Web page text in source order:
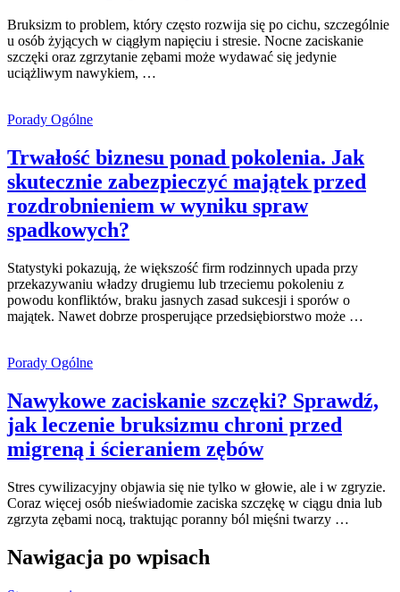
Bruksizm to problem, który często rozwija się po cichu, szczególnie
u osób żyjących w ciągłym napięciu i stresie. Nocne zaciskanie
szczęki oraz zgrzytanie zębami może wydawać się jedynie
uciążliwym nawykiem, …
Porady Ogólne
Trwałość biznesu ponad pokolenia. Jak
skutecznie zabezpieczyć majątek przed
rozdrobnieniem w wyniku spraw
spadkowych?
Statystyki pokazują, że większość firm rodzinnych upada przy
przekazywaniu władzy drugiemu lub trzeciemu pokoleniu z
powodu konfliktów, braku jasnych zasad sukcesji i sporów o
majątek. Nawet dobrze prosperujące przedsiębiorstwo może …
Porady Ogólne
Nawykowe zaciskanie szczęki? Sprawdź,
jak leczenie bruksizmu chroni przed
migreną i ścieraniem zębów
Stres cywilizacyjny objawia się nie tylko w głowie, ale i w zgryzie.
Coraz więcej osób nieświadomie zaciska szczękę w ciągu dnia lub
zgrzyta zębami nocą, traktując poranny ból mięśni twarzy …
Nawigacja po wpisach